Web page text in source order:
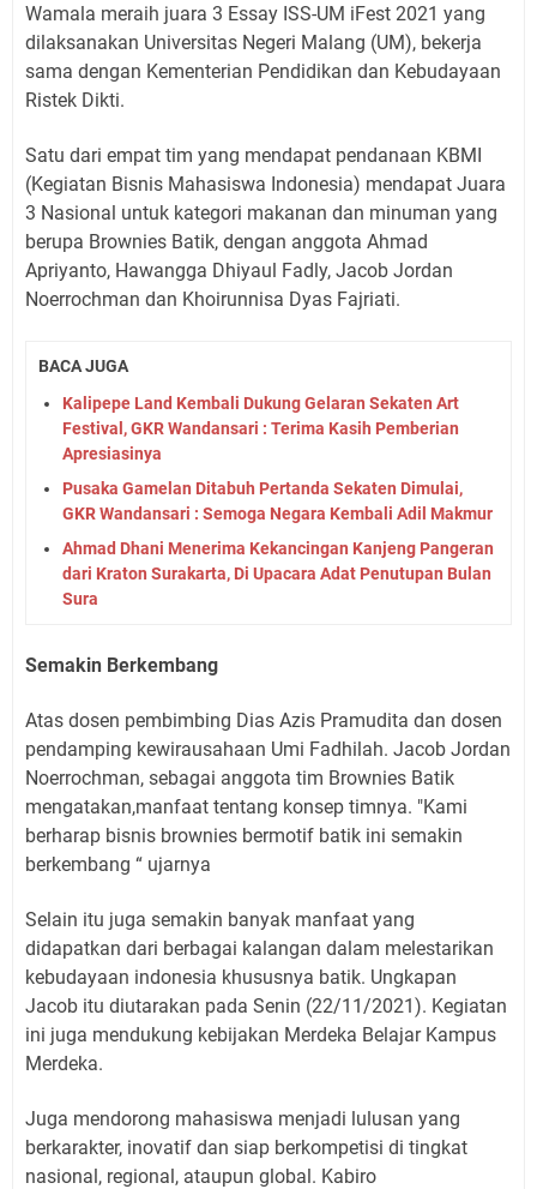
Wamala meraih juara 3 Essay ISS-UM iFest 2021 yang
dilaksanakan Universitas Negeri Malang (UM), bekerja
sama dengan Kementerian Pendidikan dan Kebudayaan
Ristek Dikti.
Satu dari empat tim yang mendapat pendanaan KBMI
(Kegiatan Bisnis Mahasiswa Indonesia) mendapat Juara
3 Nasional untuk kategori makanan dan minuman yang
berupa Brownies Batik, dengan anggota Ahmad
Apriyanto, Hawangga Dhiyaul Fadly, Jacob Jordan
Noerrochman dan Khoirunnisa Dyas Fajriati.
BACA JUGA
Kalipepe Land Kembali Dukung Gelaran Sekaten Art
Festival, GKR Wandansari : Terima Kasih Pemberian
Apresiasinya
Pusaka Gamelan Ditabuh Pertanda Sekaten Dimulai,
GKR Wandansari : Semoga Negara Kembali Adil Makmur
Ahmad Dhani Menerima Kekancingan Kanjeng Pangeran
dari Kraton Surakarta, Di Upacara Adat Penutupan Bulan
Sura
Semakin Berkembang
Atas dosen pembimbing Dias Azis Pramudita dan dosen
pendamping kewirausahaan Umi Fadhilah. Jacob Jordan
Noerrochman, sebagai anggota tim Brownies Batik
mengatakan,manfaat tentang konsep timnya. "Kami
berharap bisnis brownies bermotif batik ini semakin
berkembang “ ujarnya
Selain itu juga semakin banyak manfaat yang
didapatkan dari berbagai kalangan dalam melestarikan
kebudayaan indonesia khususnya batik. Ungkapan
Jacob itu diutarakan pada Senin (22/11/2021). Kegiatan
ini juga mendukung kebijakan Merdeka Belajar Kampus
Merdeka.
Juga mendorong mahasiswa menjadi lulusan yang
berkarakter, inovatif dan siap berkompetisi di tingkat
nasional, regional, ataupun global. Kabiro